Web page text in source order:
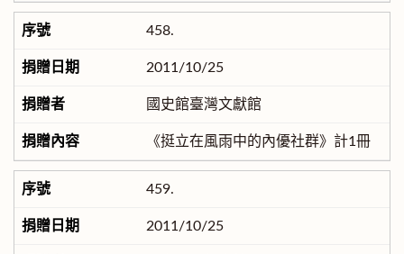
458.
2011/10/25
國史館臺灣文獻館
《挺立在風雨中的內優社群》計1冊
459.
2011/10/25